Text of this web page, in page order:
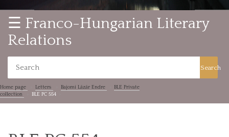
☰ Franco-Hungarian Literary
Relations
Search
Home page Letters Bajomi Lázár Endre
BLE Private
collection
BLE PC 554